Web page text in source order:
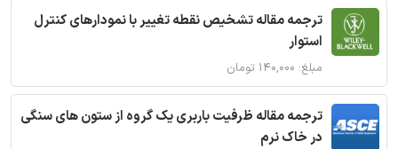
ترجمه مقاله تشخیص نقطه تغییر با نمودارهای کنترل
استوار
مبلغ: ۱۴۰,۰۰۰ تومان
ترجمه مقاله ظرفیت باربری یک گروه از ستون های سنگی
در خاک نرم